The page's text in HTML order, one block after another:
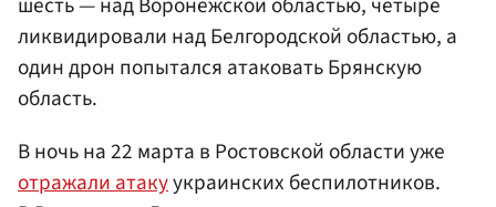
ликвидировали над Белгородской областью, а
один дрон попытался атаковать Брянскую
область.
В ночь на 22 марта в Ростовской области уже
отражали атакуукраинских беспилотников.